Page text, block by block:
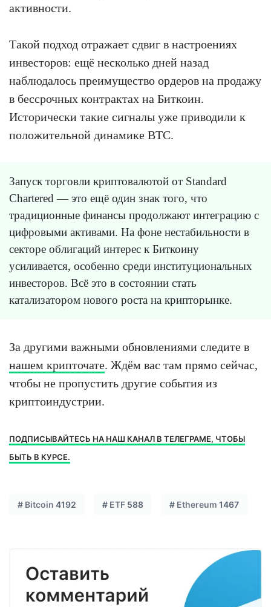
активности.
Такой подход отражает сдвиг в настроениях
инвесторов: ещё несколько дней назад
наблюдалось преимущество ордеров на продажу
в бессрочных контрактах на Биткоин.
Исторически такие сигналы уже приводили к
положительной динамике BTC.
Запуск торговли криптовалютой от Standard
Chartered — это ещё один знак того, что
традиционные финансы продолжают интеграцию с
цифровыми активами. На фоне нестабильности в
секторе облигаций интерес к Биткоину
усиливается, особенно среди институциональных
инвесторов. Всё это в состоянии стать
катализатором нового роста на крипторынке.
За другими важными обновлениями следите в
нашем крипточате. Ждём вас там прямо сейчас,
чтобы не пропустить другие события из
криптоиндустрии.
ПОДПИСЫВАЙТЕСЬ НА НАШ КАНАЛ В ТЕЛЕГРАМЕ, ЧТОБЫ
БЫТЬ В КУРСЕ.
# Bitcoin 4192 # ETF 588 # Ethereum 1467